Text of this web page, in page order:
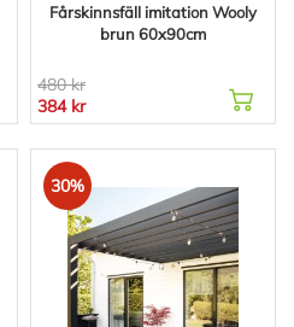
Fårskinnsfäll imitation Wooly
brun 60x90cm
480 kr
384 kr
30%